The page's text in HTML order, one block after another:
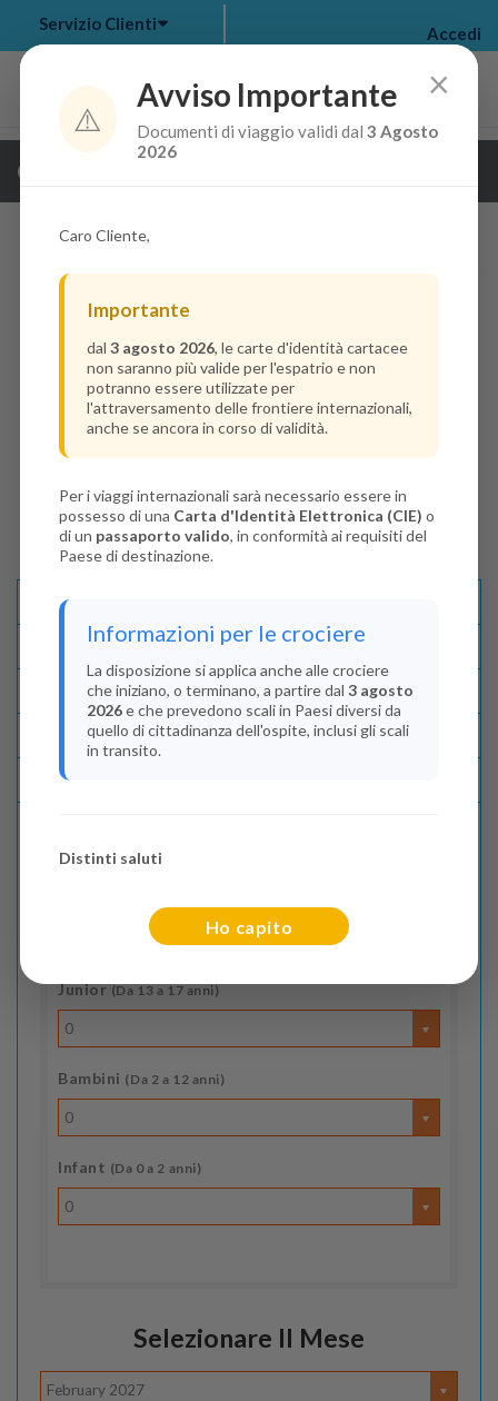
my bookings >
Servizio Clienti Accedi
Guarda i dettagli della crociera
Disponibilità
Condizioni
Recensioni
Indica il numero dei passeggeri
Junior(Da 13 a 17 anni)
0
Bambini (Da 2 a 12 anni)
0
Infant (Da 0 a 2 anni)
0
Selezionare Il Mese
February 2027
×
⚠️
Avviso Importante
Documenti di viaggio validi dal3 Agosto
2026
Caro Cliente,
Importante
dal 3 agosto 2026, le carte d'identità cartacee
non saranno più valide per l'espatrio e non
potranno essere utilizzate per
l'attraversamento delle frontiere internazionali,
anche se ancora in corso di validità.
Per i viaggi internazionali sarà necessario essere in
possesso di una Carta d'Identità Elettronica (CIE) o
di un passaporto valido, in conformità ai requisiti del
Paese di destinazione.
Informazioni per le crociere
La disposizione si applica anche alle crociere
che iniziano, o terminano, a partire dal 3 agosto
2026e che prevedono scali in Paesi diversi da
quello di cittadinanza dell'ospite, inclusi gli scali
in transito.
Distinti saluti
Ho capito